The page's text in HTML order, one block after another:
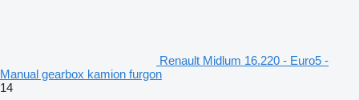
Renault Midlum 16.220 - Euro5 -
Manual gearbox kamion furgon
14